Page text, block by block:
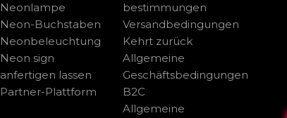
Neonlampe
Neon-Buchstaben
Neonbeleuchtung
Neon sign
anfertigen lassen
Partner-Plattform
bestimmungen
Versandbedingungen
Kehrt zurück
Allgemeine
Geschäftsbedingungen
B2C
Allgemeine